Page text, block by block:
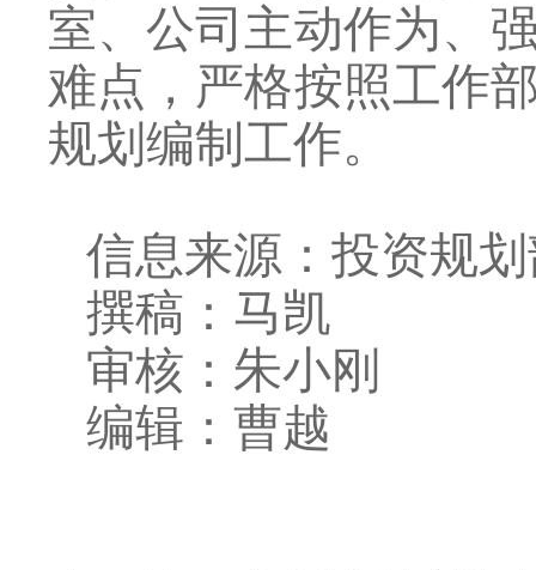
室、公司主动作为、
难点，严格按照工作
规划编制工作。
信息来源：投资规
撰稿：马凯
审核：朱小刚
编辑：曹越